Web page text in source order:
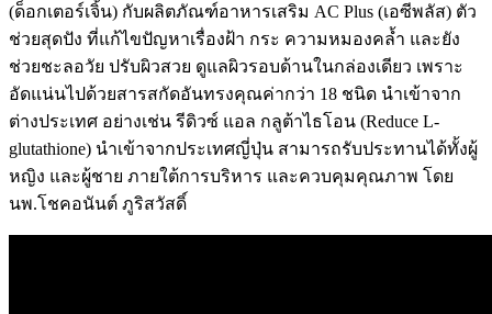
(ด็อกเตอร์เจิ้น) กับผลิตภัณฑ์อาหารเสริม AC Plus (เอซีพลัส) ตัว
ช่วยสุดปัง ที่แก้ไขปัญหาเรื่องฝ้า กระ ความหมองคล้ำ และยัง
ช่วยชะลอวัย ปรับผิวสวย ดูแลผิวรอบด้านในกล่องเดียว เพราะ
อัดแน่นไปด้วยสารสกัดอันทรงคุณค่ากว่า 18 ชนิด นำเข้าจาก
ต่างประเทศ อย่างเช่น รีดิวซ์ แอล กลูต้าไธโอน (Reduce L-
glutathione) นำเข้าจากประเทศญี่ปุ่น สามารถรับประทานได้ทั้งผู้
หญิง และผู้ชาย ภายใต้การบริหาร และควบคุมคุณภาพ โดย
นพ.โชคอนันต์ ภูริสวัสดิ์